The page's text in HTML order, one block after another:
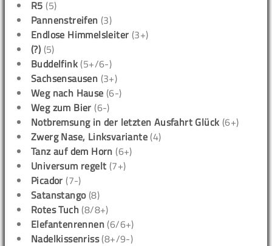
R5 (5)
Pannenstreifen (3)
Endlose Himmelsleiter (3+)
(?) (5)
Buddelfink (5+/6-)
Sachsensausen (3+)
Weg nach Hause (6-)
Weg zum Bier (6-)
Notbremsung in der letzten Ausfahrt Glück (6+)
Zwerg Nase, Linksvariante (4)
Tanz auf dem Horn (6+)
Universum regelt (7+)
Picador (7-)
Satanstango(8)
Rotes Tuch (8/8+)
Elefantenrennen (6/6+)
Nadelkissenriss(8+/9-)